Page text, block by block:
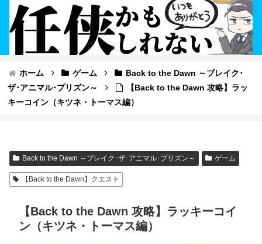
ホーム ゲーム
Back to the Dawn ～ブレイク･
ザ･アニマル･プリズン～
【Back to the Dawn 攻略】ラッ
キーコイン（キツネ・トーマス編）
Back to the Dawn ～ブレイク･ザ･アニマル･プリズン～ ゲーム
【Back to the Dawn】クエスト
【Back to the Dawn 攻略】ラッキーコイ
ン（キツネ・トーマス編）